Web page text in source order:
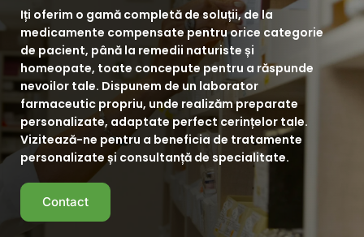
Iți oferim o gamă completă de soluții, de la
medicamente compensate pentru orice categorie
de pacient, până la remedii naturiste și
homeopate, toate concepute pentru a răspunde
nevoilor tale. Dispunem de un laborator
farmaceutic propriu, unde realizăm preparate
personalizate, adaptate perfect cerințelor tale.
Vizitează-ne pentru a beneficia de tratamente
personalizate și consultanță de specialitate.
Contact